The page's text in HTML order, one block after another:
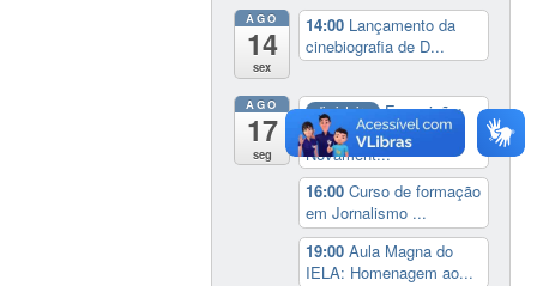
AGO
14
sex
14:00 Lançamento da
cinebiografia de D...
AGO
17
seg
dia inteiro
Exposição:
Perder Tudo.
Novament...
16:00Curso de formação
em Jornalismo ...
19:00Aula Magna do
IELA: Homenagem ao...